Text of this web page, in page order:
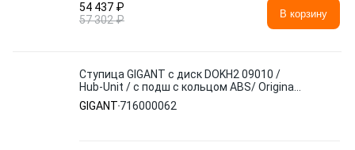
54 437 ₽
57 302 ₽
В корзину
Ступица GIGANT c диск DOKH2 09010 /
Hub-Unit / с подш с кольцом ABS/ Original
716000062
GIGANT 716000062